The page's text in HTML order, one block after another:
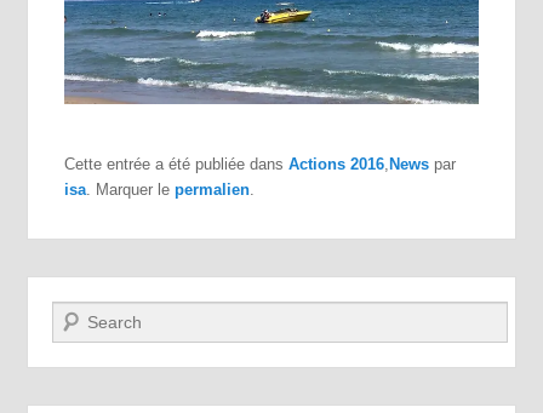
Cette entrée a été publiée dansActions 2016 News par
isa . Marquer lepermalien
Recherche